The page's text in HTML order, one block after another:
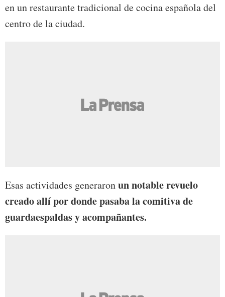
en un restaurante tradicional de cocina española del
centro de la ciudad.
Esas actividades generaronun notable revuelo
creado allí por donde pasaba la comitiva de
guardaespaldas y acompañantes.